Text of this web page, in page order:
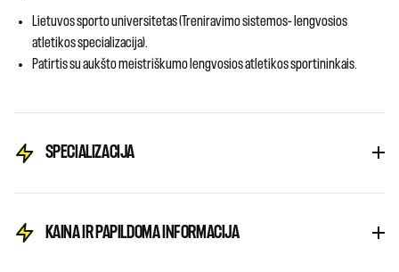
Lietuvos sporto universitetas (Treniravimo sistemos– lengvosios
atletikos specializacija).
Patirtis su aukšto meistriškumo lengvosios atletikos sportininkais.
SPECIALIZACIJA
KAINA IR PAPILDOMA INFORMACIJA